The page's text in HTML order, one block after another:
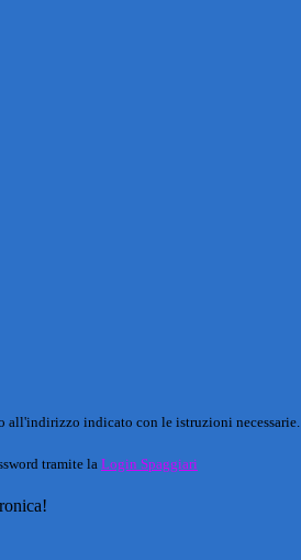
all'indirizzo indicato con le istruzioni necessarie.
tramite la Login Spaggiari